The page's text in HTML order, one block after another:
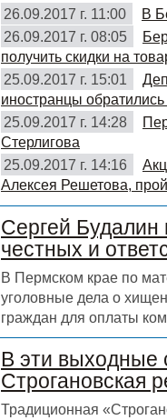
26.09.2017 г. 11:00
В
26.09.2017 г. 08:05
получить скидки на
25.09.2017 г. 15:01
иностранцы обратились
25.09.2017 г. 14:28
Стерлигова
25.09.2017 г. 14:16
Алексея Решетова,
Сергей Будалин
честных и
В Пермском крае по
уголовные дела о
граждан для оплаты
В эти выходные
Строгановская
Традиционная